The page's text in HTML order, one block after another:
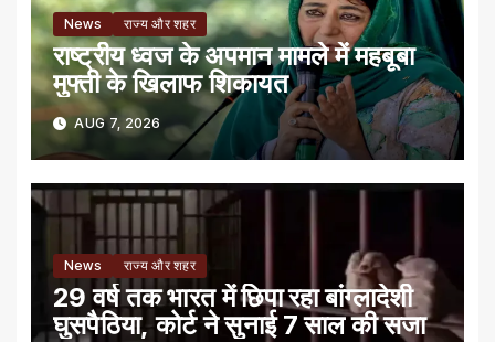
News राज्य और शहर
राष्ट्रीय ध्वज के अपमान मामले में महबूबा
मुफ्ती के खिलाफ शिकायत
AUG 7, 2026
News राज्य और शहर
29 वर्ष तक भारत में छिपा रहा बांग्लादेशी
घुसपैठिया, कोर्ट ने सुनाई 7 साल की सजा